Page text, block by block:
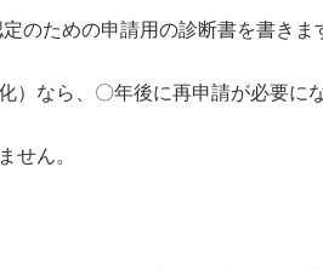
のための申請用の診断書を書きま
なら、〇年後に再申請が必要に
せん。